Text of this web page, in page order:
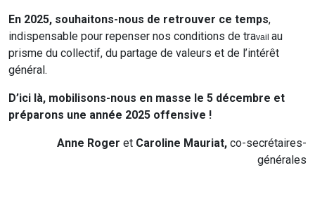
En 2025, souhaitons-nous de retrouver ce temps,
indispensable pour repenser nos conditions de travail au
prisme du collectif, du partage de valeurs et de l’intérêt
général.
D’ici là, mobilisons-nous en masse le 5 décembre et
préparons une année 2025 offensive !
Anne Roger et Caroline Mauriat, co-secrétaires-
générales